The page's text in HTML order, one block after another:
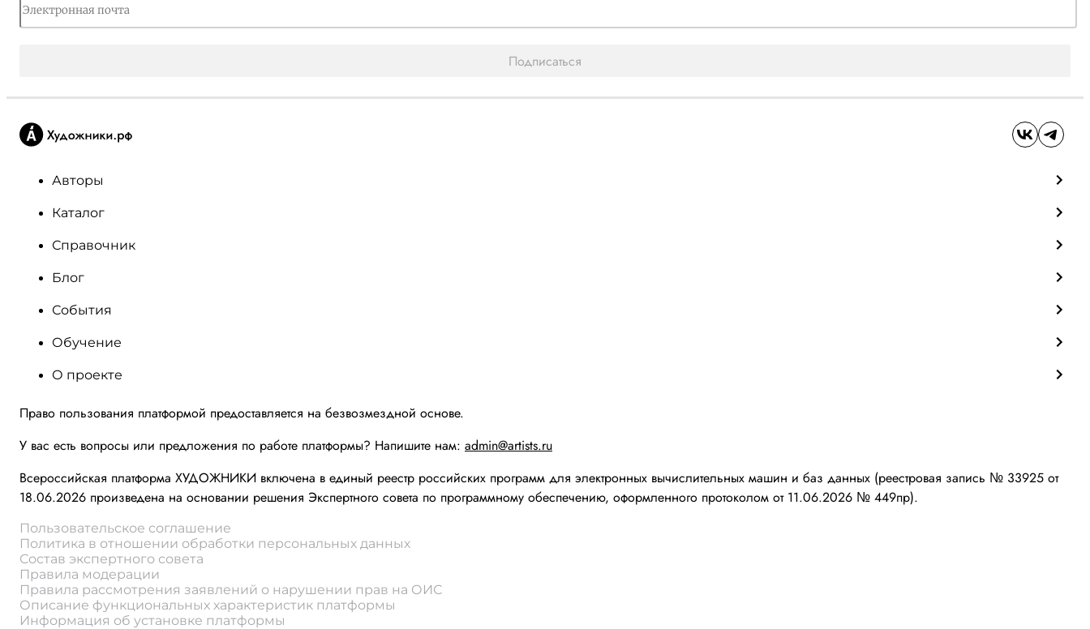
Подписаться
Авторы
Каталог
Справочник
Блог
События
Обучение
О проекте
Право пользования платформой предоставляется на безвозмездной основе.
У вас есть вопросы или предложения по работе платформы? Напишите нам: admin@artists.ru
Всероссийская платформа ХУДОЖНИКИ включена в единый реестр российских программ для электронных вычислительных машин и баз данных (реестровая запись № 33925 от
18.06.2026 произведена на основании решения Экспертного совета по программному обеспечению, оформленного протоколом от 11.06.2026 № 449пр).
Пользовательское соглашение
Политика в отношении обработки персональных данных
Состав экспертного совета
Правила модерации
Правила рассмотрения заявлений о нарушении прав на ОИС
Описание функциональных характеристик платформы
Информация об установке платформы